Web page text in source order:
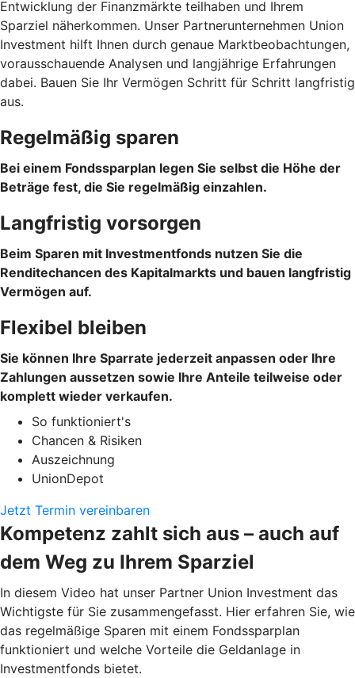
Entwicklung der Finanzmärkte teilhaben und Ihrem
Sparziel näherkommen. Unser Partnerunternehmen Union
Investment hilft Ihnen durch genaue Marktbeobachtungen,
vorausschauende Analysen und langjährige Erfahrungen
dabei. Bauen Sie Ihr Vermögen Schritt für Schritt langfristig
aus.
Regelmäßig sparen
Bei einem Fondssparplan legen Sie selbst die Höhe der
Beträge fest, die Sie regelmäßig einzahlen.
Langfristig vorsorgen
Beim Sparen mit Investmentfonds nutzen Sie die
Renditechancen des Kapitalmarkts und bauen langfristig
Vermögen auf.
Flexibel bleiben
Sie können Ihre Sparrate jederzeit anpassen oder Ihre
Zahlungen aussetzen sowie Ihre Anteile teilweise oder
komplett wieder verkaufen.
So funktioniert's
Chancen & Risiken
Auszeichnung
UnionDepot
Jetzt Termin vereinbaren
Kompetenz zahlt sich aus – auch auf
dem Weg zu Ihrem Sparziel
In diesem Video hat unser Partner Union Investment das
Wichtigste für Sie zusammengefasst. Hier erfahren Sie, wie
das regelmäßige Sparen mit einem Fondssparplan
funktioniert und welche Vorteile die Geldanlage in
Investmentfonds bietet.